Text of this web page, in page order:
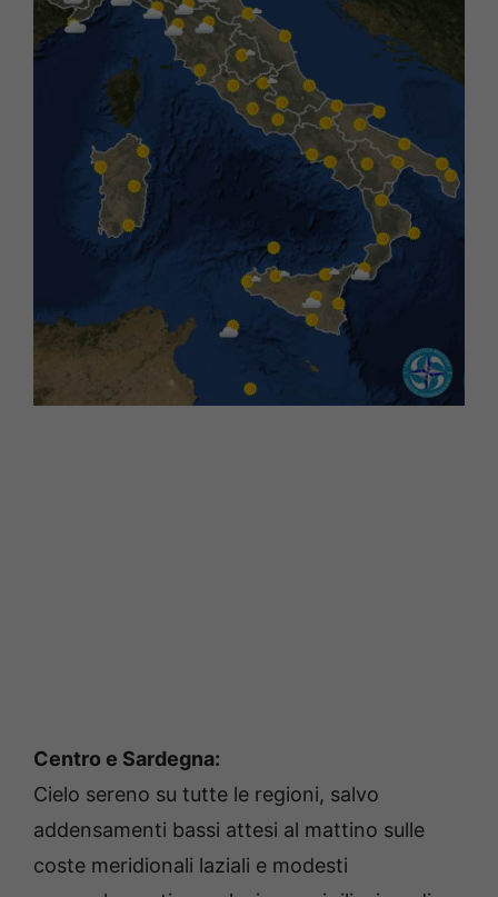
Centro e Sardegna:
Cielo sereno su tutte le regioni, salvo
addensamenti bassi attesi al mattino sulle
coste meridionali laziali e modesti